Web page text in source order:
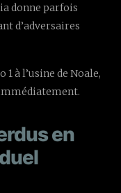
donne parfois
d’adversaires
à l’usine de Noale,
en